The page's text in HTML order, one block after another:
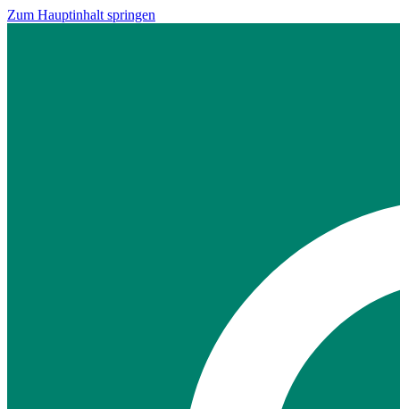
Zum Hauptinhalt springen